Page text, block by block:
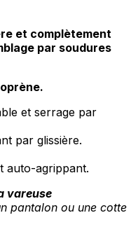
et complètement
par soudures
et serrage par
par glissière.
auto-agrippant.
vareuse
pantalon ou une cotte